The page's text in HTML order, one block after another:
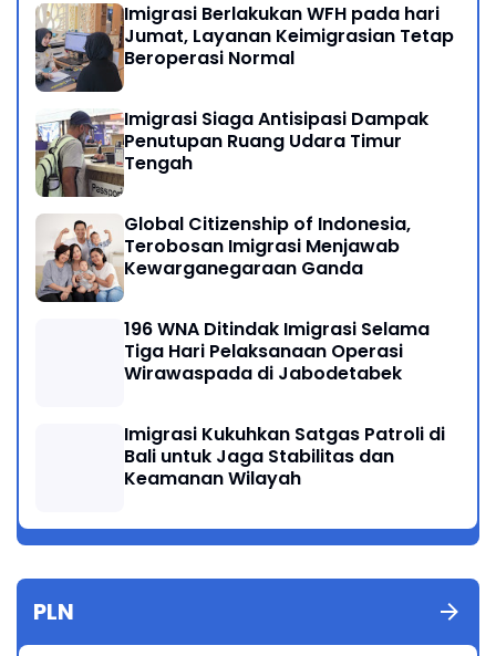
Imigrasi Berlakukan WFH pada hari
Jumat, Layanan Keimigrasian Tetap
Beroperasi Normal
Imigrasi Siaga Antisipasi Dampak
Penutupan Ruang Udara Timur
Tengah
Global Citizenship of Indonesia,
Terobosan Imigrasi Menjawab
Kewarganegaraan Ganda
196 WNA Ditindak Imigrasi Selama
Tiga Hari Pelaksanaan Operasi
Wirawaspada di Jabodetabek
Imigrasi Kukuhkan Satgas Patroli di
Bali untuk Jaga Stabilitas dan
Keamanan Wilayah
PLN